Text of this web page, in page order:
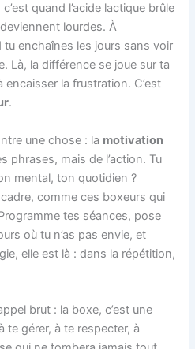
quand l’acide lactique brûle
lourdes. À
tu enchaînes les jours sans voir
Là, la différence se joue sur ta
encaisser la frustration. C’est
.
une chose : la motivation
phrases, mais de l’action. Tu
mental, ton quotidien ?
comme ces boxeurs qui
tes séances, pose
où tu n’as pas envie, et
elle est là : dans la répétition,
brut : la boxe, c’est une
te gérer, à te respecter, à